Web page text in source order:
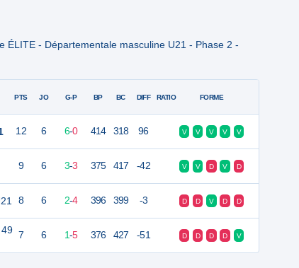
ÉLITE - Départementale masculine U21 - Phase 2 -
PTS JO G-P BP BC DIFF RATIO FORME
12 6 6-0 414 318 96 V V V V V
9 6 3-3 375 417 -42 V V D V D
8 6 2-4 396 399 -3 D D V D D
7 6 1-5 376 427 -51 D D D D V